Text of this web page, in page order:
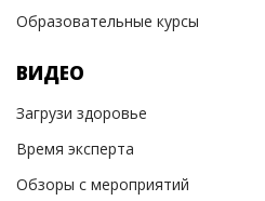
Образовательные курсы
ВИДЕО
Загрузи здоровье
Время эксперта
Обзоры с мероприятий